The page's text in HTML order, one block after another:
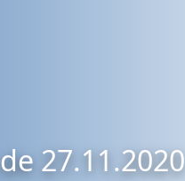
27.11.2020